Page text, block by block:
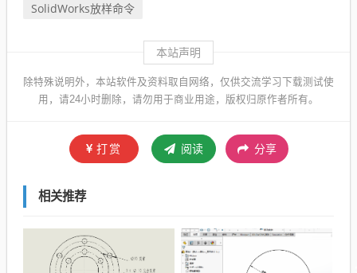
SolidWorks放样命令
本站声明
除特殊说明外，本站软件及资料取自网络，仅供交流学习下载测试使
用，请24小时删除，请勿用于商业用途，版权归原作者所有。
打赏 阅读 分享
相关推荐